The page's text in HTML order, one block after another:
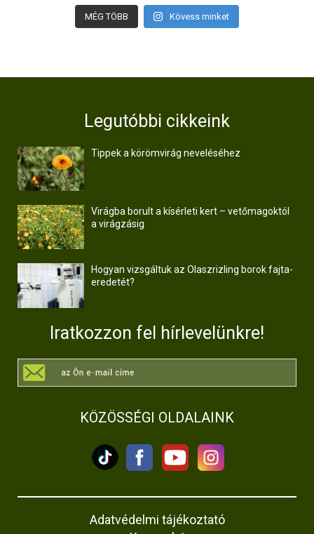
MÉG TÖBB Kövess minket
Legutóbbi cikkeink
Tippek a körömvirág neveléséhez
Virágba borult a kísérleti kert – vetőmagoktól
a virágzásig
Hogyan vizsgáltuk az Olaszrizling borok fajta-
eredetét?
Iratkozzon fel hírlevelünkre!
KÖZÖSSÉGI OLDALAINK
Adatvédelmi tájékoztató